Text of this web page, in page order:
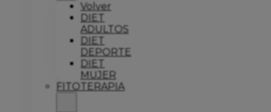
Volver
DIET
ADULTOS
DIET
DEPORTE
DIET
MUJER
FITOTERAPIA